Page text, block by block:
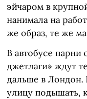
эйчаром в
нанимала на
же образ, те же
В автобусе парни
джетлаги» ждут
дальше в Лондон.
улицу подышать,